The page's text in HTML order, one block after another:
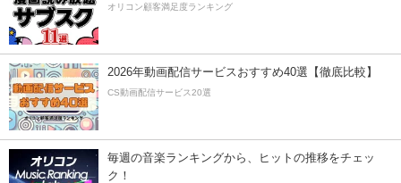
オリコン顧客満足度ランキング
2026年動画配信サービスおすすめ40選【徹底比較】
CS動画配信サービス20選
毎週の音楽ランキングから、ヒットの推移をチェッ
ク！